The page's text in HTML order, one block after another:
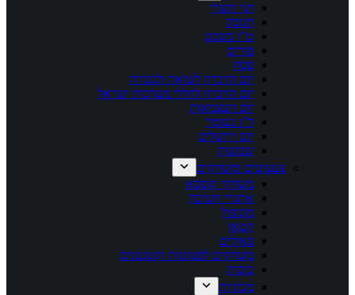
חגי תשרי
חנוכה
ט"ו בשבט
פורים
פסח
יום הזיכרון לשואה ולגבורה
יום הזיכרון לחללי מערכות ישראל
יום העצמאות
ל"ג בעומר
יום ירושלים
שבועות
צעצועים ומשחקים
משחקי קופסא
אתגרי חשיבה
מונופול
קטאן
פאזלים
משחקים לפעוטות וקטנטנים
בובות
מכוניות